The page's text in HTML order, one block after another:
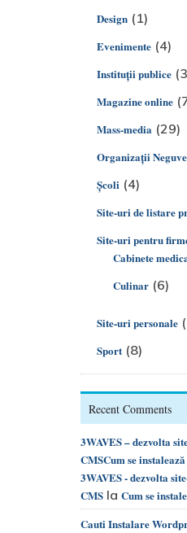
Design (1)
Evenimente (4)
Instituții publice
Magazine online
Mass-media (29)
Organizaţii
Şcoli (4)
Site-uri de listare
Site-uri pentru
Cabinete
Culinar (6)
Site-uri personale
Sport (8)
Recent Comments
3WAVES – dezvolta
CMSCum se
3WAVES - dezvolta
CMS la Cum se
Cauti Instalare